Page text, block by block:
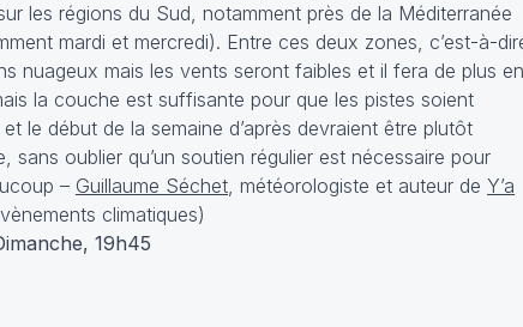
les régions du Sud, notamment près de la Méditerranée
mardi et mercredi). Entre ces deux zones, c’est-à-
nuageux mais les vents seront faibles et il fera de plus en
la couche est suffisante pour que les pistes soient
le début de la semaine d’après devraient être plutôt
oublier qu’un soutien régulier est nécessaire pour
– Guillaume Séchet, météorologiste et auteur de Y’a
climatiques)
19h45